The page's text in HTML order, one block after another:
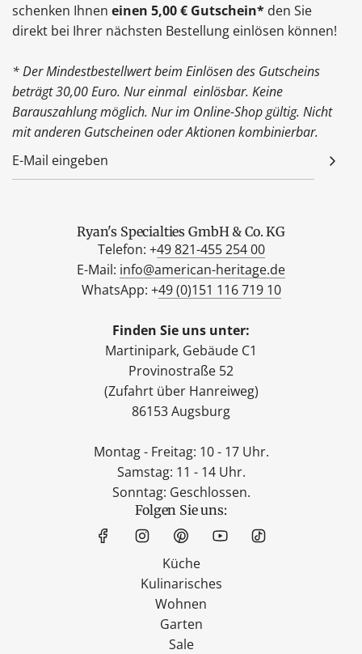
schenken Ihnen einen 5,00 € Gutschein* den Sie
direkt bei Ihrer nächsten Bestellung einlösen können!
* Der Mindestbestellwert beim Einlösen des Gutscheins
beträgt 30,00 Euro. Nur einmal einlösbar. Keine
Barauszahlung möglich. Nur im Online-Shop gültig. Nicht
mit anderen Gutscheinen oder Aktionen kombinierbar.
Ryan's Specialties GmbH & Co. KG
Telefon: +49 821-455 254 00
E-Mail: info@american-heritage.de
WhatsApp: +49 (0)151 116 719 10
Finden Sie uns unter:
Martinipark, Gebäude C1
Provinostraße 52
(Zufahrt über Hanreiweg)
86153 Augsburg
Montag - Freitag: 10 - 17 Uhr.
Samstag: 11 - 14 Uhr.
Sonntag: Geschlossen.
Folgen Sie uns:
Küche
Kulinarisches
Wohnen
Garten
Sale